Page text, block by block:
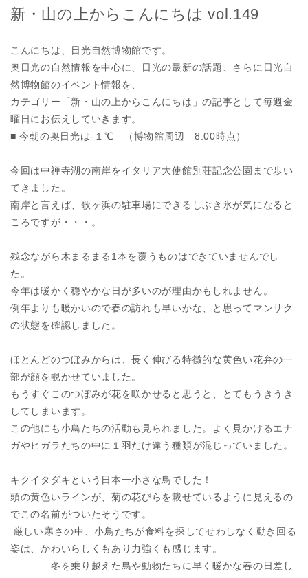
新・山の上からこんにちは vol.149
こんにちは、日光自然博物館です。
奥日光の自然情報を中心に、日光の最新の話題、さらに日光自
然博物館のイベント情報を、
カテゴリー「新・山の上からこんにちは」の記事として毎週金
曜日にお伝えしていきます。
■ 今朝の奥日光は-１℃ （博物館周辺 8:00時点）
今回は中禅寺湖の南岸をイタリア大使館別荘記念公園まで歩い
てきました。
南岸と言えば、歌ヶ浜の駐車場にできるしぶき氷が気になると
ころですが・・・。
残念ながら木まるまる1本を覆うものはできていませんでし
た。
今年は暖かく穏やかな日が多いのが理由かもしれません。
例年よりも暖かいので春の訪れも早いかな、と思ってマンサク
の状態を確認しました。
ほとんどのつぼみからは、長く伸びる特徴的な黄色い花弁の一
部が顔を覗かせていました。
もうすぐこのつぼみが花を咲かせると思うと、とてもうきうき
してしまいます。
この他にも小鳥たちの活動も見られました。よく見かけるエナ
ガやヒガラたちの中に１羽だけ違う種類が混じっていました。
キクイタダキという日本一小さな鳥でした！
頭の黄色いラインが、菊の花びらを載せているように見えるの
でこの名前がついたそうです。
厳しい寒さの中、小鳥たちが食料を探してせわしなく動き回る
姿は、かわいらしくもあり力強くも感じます。
冬を乗り越えた鳥や動物たちに早く暖かな春の日差し